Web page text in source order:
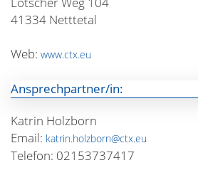
41334 Netttetal
Web: www.ctx.eu
Ansprechpartner/in:
Katrin Holzborn
Email: katrin.holzborn@ctx.eu
Telefon: 02153737417